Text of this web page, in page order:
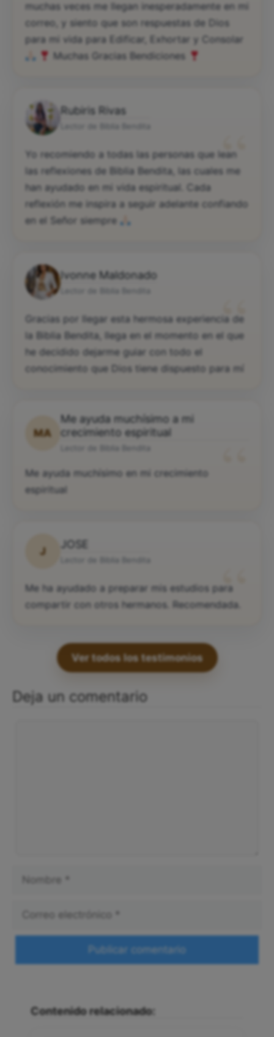
muchas veces me llegan inesperadamente en mi
correo, y siento que son respuestas de Dios
para mi vida para Edificar, Exhortar y Consolar
Muchas Gracias Bendiciones
Rubiris Rivas
“
Yo recomiendo a todas las personas que lean
las reflexiones de Biblia Bendita, las cuales me
han ayudado en mi vida espiritual. Cada
reflexión me inspira a seguir adelante confiando
en el Señor siempre
Ivonne Maldonado
“
Gracias por llegar esta hermosa experiencia de
la Biblia Bendita, llega en el momento en el que
he decidido dejarme guiar con todo el
conocimiento que Dios tiene dispuesto para mí
MA
Me ayuda muchísimo a mi
crecimiento espiritual
Me ayuda muchísimo en mi crecimiento
espiritual
J
JOSE
“
Me ha ayudado a preparar mis estudios para
compartir con otros hermanos. Recomendada.
Ver todos los testimonios
Deja un comentario
Contenido relacionado: